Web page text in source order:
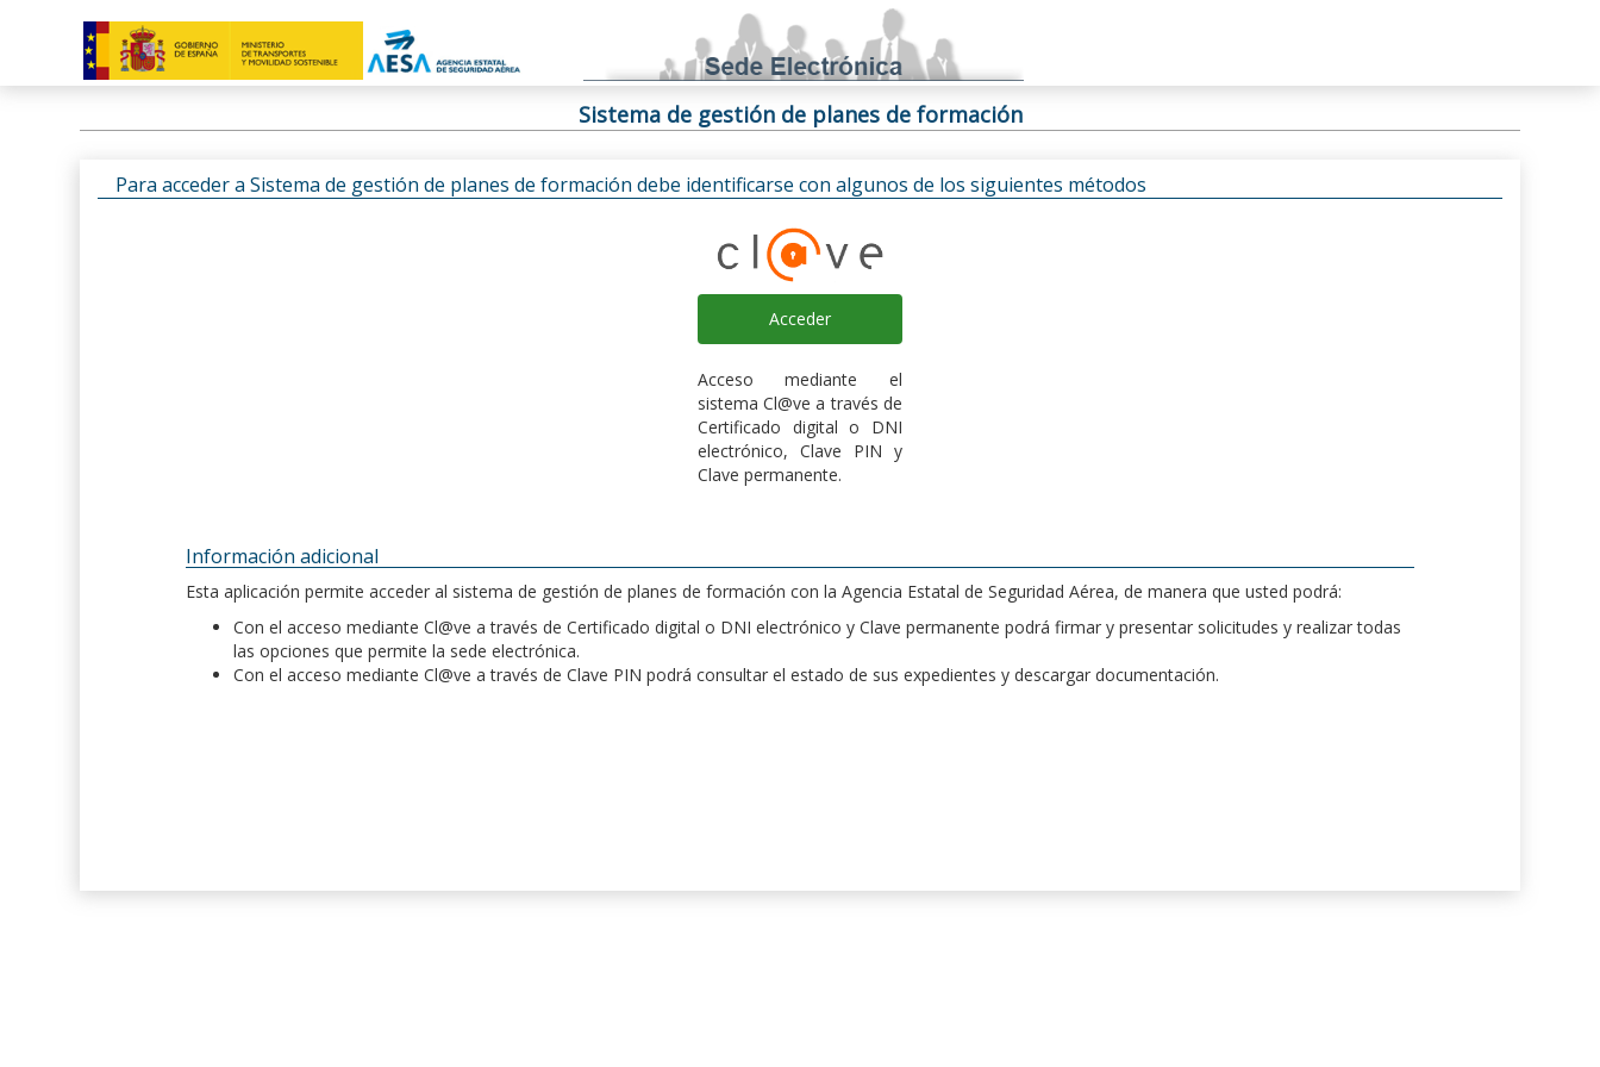
Sistema de gestión de planes de formación
Para acceder a Sistema de gestión de planes de formación debe identificarse con algunos de los siguientes métodos
Acceder
Acceso mediante el
sistema Cl@ve a través de
Certificado digital o DNI
electrónico, Clave PIN y
Clave permanente.
Información adicional
Esta aplicación permite acceder al sistema de gestión de planes de formación con la Agencia Estatal de Seguridad Aérea, de manera que usted podrá:
Con el acceso mediante Cl@ve a través de Certificado digital o DNI electrónico y Clave permanente podrá firmar y presentar solicitudes y realizar todas
las opciones que permite la sede electrónica.
Con el acceso mediante Cl@ve a través de Clave PIN podrá consultar el estado de sus expedientes y descargar documentación.